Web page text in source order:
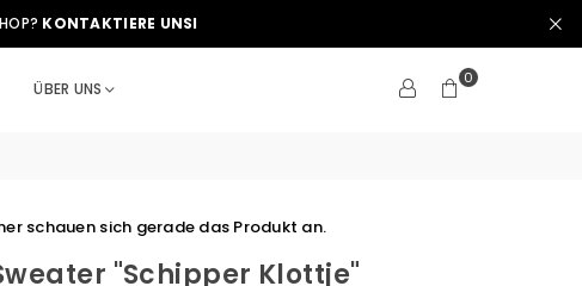
KONTAKTIERE UNSI
ÜBER UNS
0
schauen sich gerade das Produkt an.
"Schipper Klottje"